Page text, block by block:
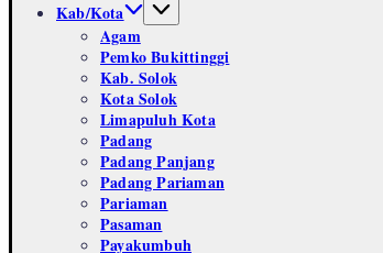
Kab/Kota
Agam
Pemko Bukittinggi
Kab. Solok
Kota Solok
Limapuluh Kota
Padang
Padang Panjang
Padang Pariaman
Pariaman
Pasaman
Payakumbuh